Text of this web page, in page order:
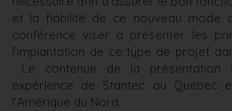
et la fiabilité de ce nouveau mode
conférence viser a présenter les
l’implantation de ce type de projet
Le contenue de la présentation
expérience de Stantec au Québec
l’Amérique du Nord.